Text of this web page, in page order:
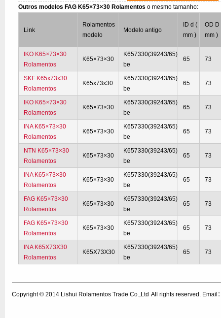
Outros modelos FAG K65×73×30 Rolamentoso mesmo tamanho:
Link
Rolamentos
modelo
Modelo antigo
ID d (
mm )
OD D
mm )
IKO K65×73×30
Rolamentos
K65×73×30
K657330(39243/65)
be
65 73
SKF K65x73x30
Rolamentos
K65x73x30
K657330(39243/65)
be
65 73
IKO K65×73×30
Rolamentos
K65×73×30
K657330(39243/65)
be
65 73
INA K65×73×30
Rolamentos
K65×73×30
K657330(39243/65)
be
65 73
NTN K65×73×30
Rolamentos
K65×73×30
K657330(39243/65)
be
65 73
INA K65×73×30
Rolamentos
K65×73×30
K657330(39243/65)
be
65 73
FAG K65×73×30
Rolamentos
K65×73×30
K657330(39243/65)
be
65 73
FAG K65×73×30
Rolamentos
K65×73×30
K657330(39243/65)
be
65 73
INA K65X73X30
Rolamentos
K65X73X30
K657330(39243/65)
be
65 73
Copyright © 2014 Lishui Rolamentos Trade Co.,Ltd All rights reserved. Email